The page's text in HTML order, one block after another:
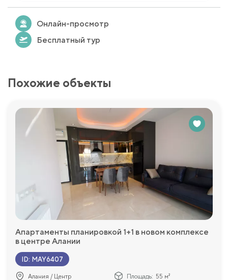
Онлайн-просмотр
Бесплатный тур
Похожие объекты
Апартаменты планировкой 1+1 в новом комплексе
в центре Алании
ID: MAY6407
Алания / Центр Площадь: 55 м²